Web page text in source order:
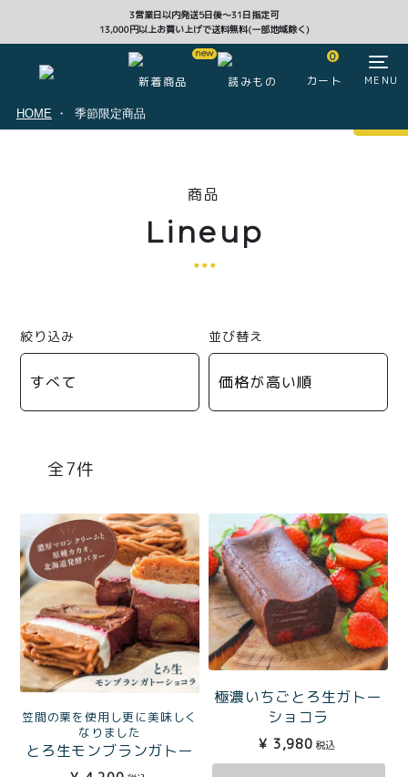
3営業日以内発送5日後〜31日指定可
13,000円以上お買い上げで送料無料(一部地域除く)
新着商品 読みもの
0
カート MENU
商品一覧
セット
お中元
紅茶toroaTea
焼き菓子
メルマガ会員様限定
ョコラ
とろ生シュー
クッキー缶
紅茶toroaTeaギフト
お誕生日セット
手さげ袋
季節限定
HOME 季節限定商品
商品
Lineup
絞り込み 並び替え
7
笠間の栗を使用し更に美味しく
なりました
とろ生モンブランガトー
ショコラ
極濃いちごとろ生ガトー
ショコラ
¥ 3,980 税込